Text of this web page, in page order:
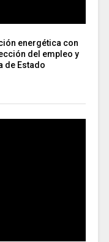
energética con
del empleo y
de Estado